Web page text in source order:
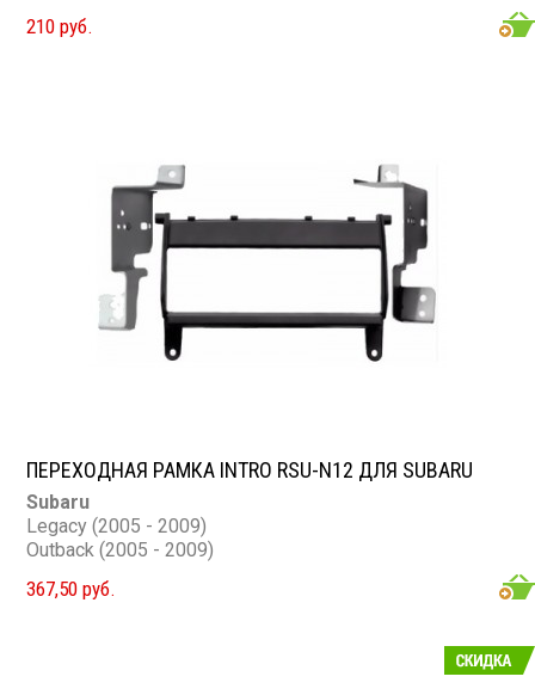
210 руб.
ПЕРЕХОДНАЯ РАМКА INTRO RSU-N12 ДЛЯ SUBARU
Subaru
Legacy (2005 - 2009)
Outback (2005 - 2009)
367,50 руб.